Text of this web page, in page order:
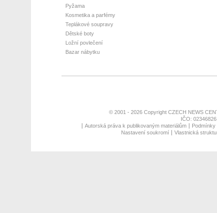
Pyžama
Kosmetika a parfémy
Teplákové soupravy
Dětské boty
Ložní povlečení
Bazar nábytku
© 2001 - 2026 Copyright CZECH NEWS
IČO:
Autorská práva k publikovaným materiálům
Nastavení soukromí
Vlastnická